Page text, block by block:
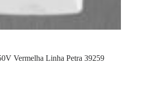
Vermelha Linha Petra 39259